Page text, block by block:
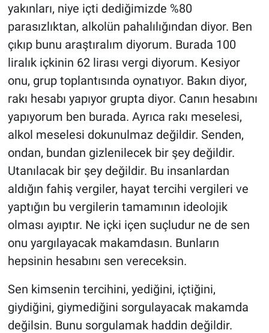
yakınları, niye içti dediğimizde %80
parasızlıktan, alkolün pahalılığından diyor. Ben
çıkıp bunu araştıralım diyorum. Burada 100
liralık içkinin 62 lirası vergi diyorum. Kesiyor
onu, grup toplantısında oynatıyor. Bakın diyor,
rakı hesabı yapıyor grupta diyor. Canın hesabını
yapıyorum ben burada. Ayrıca rakı meselesi,
alkol meselesi dokunulmaz değildir. Senden,
ondan, bundan gizlenilecek bir şey değildir.
Utanılacak bir şey değildir. Bu insanlardan
aldığın fahiş vergiler, hayat tercihi vergileri ve
yaptığın bu vergilerin tamamının ideolojik
olması ayıptır. Ne içki içen suçludur ne de sen
onu yargılayacak makamdasın. Bunların
hepsinin hesabını sen vereceksin.
Sen kimsenin tercihini, yediğini, içtiğini,
giydiğini, giymediğini sorgulayacak makamda
değilsin. Bunu sorgulamak haddin değildir.